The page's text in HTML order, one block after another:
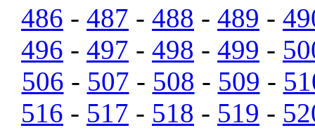
486 - 487 - 488 - 489 -
496 - 497 - 498 - 499 -
506 - 507 - 508 - 509 -
516 - 517 - 518 - 519 -